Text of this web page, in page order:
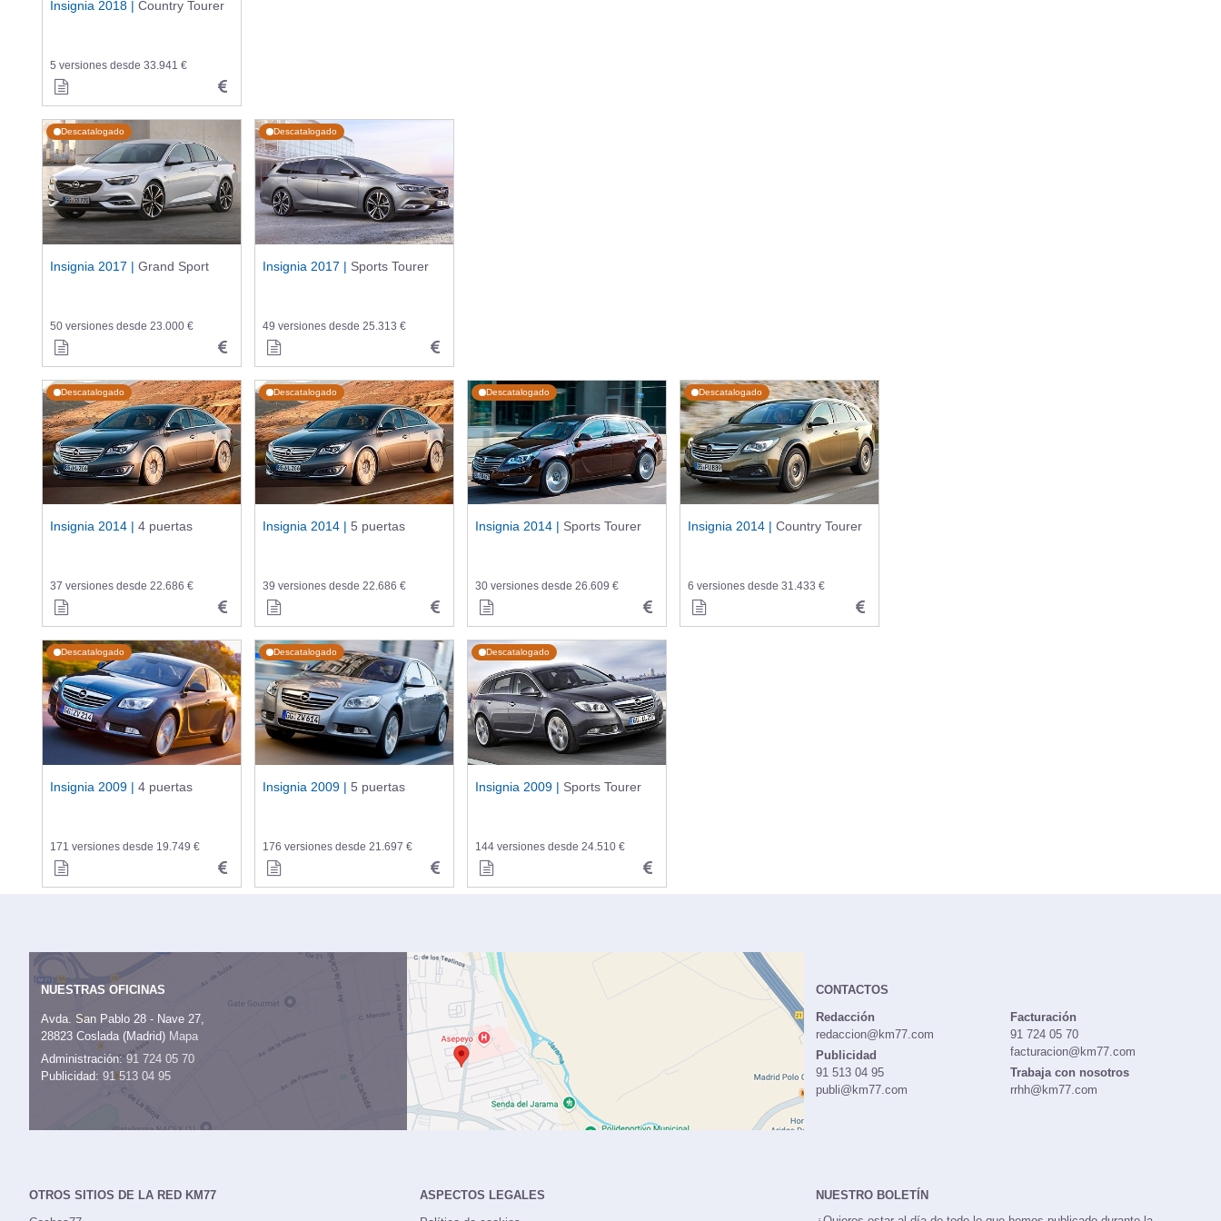
Insignia 2018 | Country Tourer
5 versiones desde 33.941 €
Descatalogado
Insignia 2017 | Grand Sport
50 versiones desde 23.000 €
Descatalogado
Insignia 2017 | Sports Tourer
49 versiones desde 25.313 €
Descatalogado
Insignia 2014 | 4 puertas
37 versiones desde 22.686 €
Descatalogado
Insignia 2014 | 5 puertas
39 versiones desde 22.686 €
Descatalogado
Insignia 2014 | Sports Tourer
30 versiones desde 26.609 €
Descatalogado
Insignia 2014 | Country Tourer
6 versiones desde 31.433 €
Descatalogado
Insignia 2009 | 4 puertas
171 versiones desde 19.749 €
Descatalogado
Insignia 2009 | 5 puertas
176 versiones desde 21.697 €
Descatalogado
Insignia 2009 | Sports Tourer
144 versiones desde 24.510 €
NUESTRAS OFICINAS
Avda. San Pablo 28 - Nave 27,
28823 Coslada (Madrid) Mapa
Administración:91 724 05 70
Publicidad: 91 513 04 95
CONTACTOS
Redacción
redaccion@km77.com
Publicidad
91 513 04 95
publi@km77.com
Facturación
91 724 05 70
facturacion@km77.com
Trabaja con nosotros
rrhh@km77.com
OTROS SITIOS DE LA RED KM77
ASPECTOS LEGALES
NUESTRO BOLETÍN